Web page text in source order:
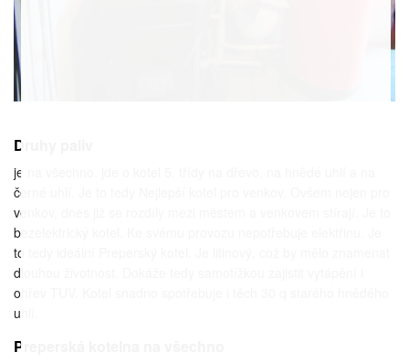
Druhy paliv
je na všechno. jde o kotel 5. třídy na dřevo, na hnědé uhlí a na
černé uhlí. Je to tedy Nejlepší kotel pro venkov. Ovšem nejen pro
venkov, dnes již se rozdíly mezi městem a venkovem stírají. Je to
bezelektrický kotel. Ke svému provozu nepotřebuje elektřinu. Je
to tedy ideální Preperský kotel. Je litinový, což by mělo znamenat
dlouhou životnost. Dokáže tedy samotížkou zajistit vytápění i
ohřev TUV. Kotel snadno spotřebuje i těch 30 q starého hnědého
uhlí.
Preperská kotelna na všechno